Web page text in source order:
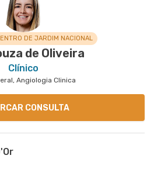
DE JARDIM NACIONAL
de Oliveira
Clínico
Angiologia Clinica
CONSULTA